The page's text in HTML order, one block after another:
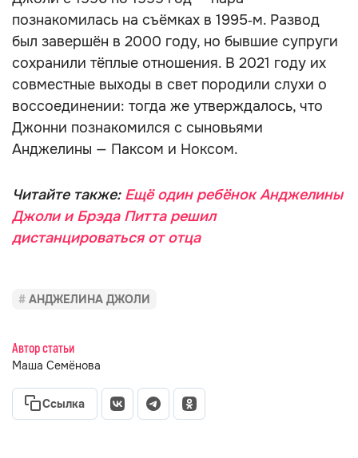
познакомилась на съёмках в 1995‑м. Развод
был завершён в 2000 году, но бывшие супруги
сохранили тёплые отношения. В 2021 году их
совместные выходы в свет породили слухи о
воссоединении: тогда же утверждалось, что
Джонни познакомился с сыновьями
Анджелины — Паксом и Ноксом.
Читайте также: Ещё один ребёнок Анджелины
Джоли и Брэда Питта решил
дистанцироваться от отца
АНДЖЕЛИНА ДЖОЛИ
Автор статьи
Маша Семёнова
Ссылка